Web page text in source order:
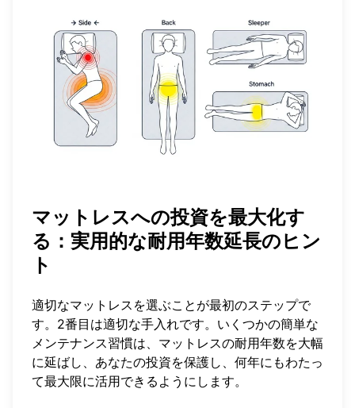
マットレスへの投資を最大化す
る：実用的な耐用年数延長のヒン
ト
適切なマットレスを選ぶことが最初のステップで
す。2番目は適切な手入れです。いくつかの簡単な
メンテナンス習慣は、マットレスの耐用年数を大幅
に延ばし、あなたの投資を保護し、何年にもわたっ
て最大限に活用できるようにします。